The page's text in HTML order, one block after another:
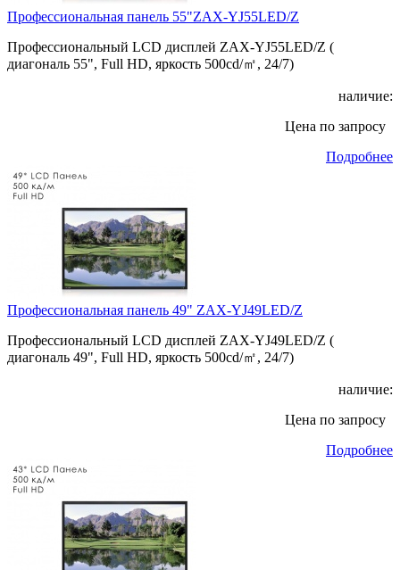
Профессиональная панель 55"ZAX-YJ55LED/Z
Профессиональный LCD дисплей ZAX-YJ55LED/Z (
диагональ 55", Full HD, яркость 500cd/㎡, 24/7)
наличие:
Цена по запросу
Подробнее
Профессиональная панель 49" ZAX-YJ49LED/Z
Профессиональный LCD дисплей ZAX-YJ49LED/Z (
диагональ 49", Full HD, яркость 500cd/㎡, 24/7)
наличие:
Цена по запросу
Подробнее